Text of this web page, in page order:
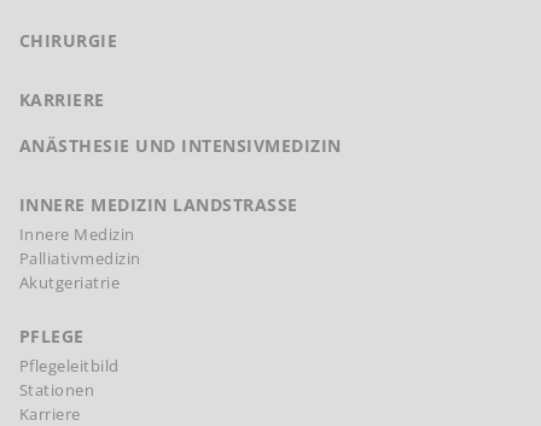
CHIRURGIE
KARRIERE
ANÄSTHESIE UND INTENSIVMEDIZIN
INNERE MEDIZIN LANDSTRASSE
Innere Medizin
Palliativmedizin
Akutgeriatrie
PFLEGE
Pflegeleitbild
Stationen
Karriere